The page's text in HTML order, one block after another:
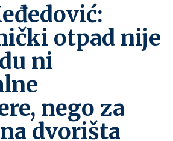
otpad nije
ni
nego za
dvorišta